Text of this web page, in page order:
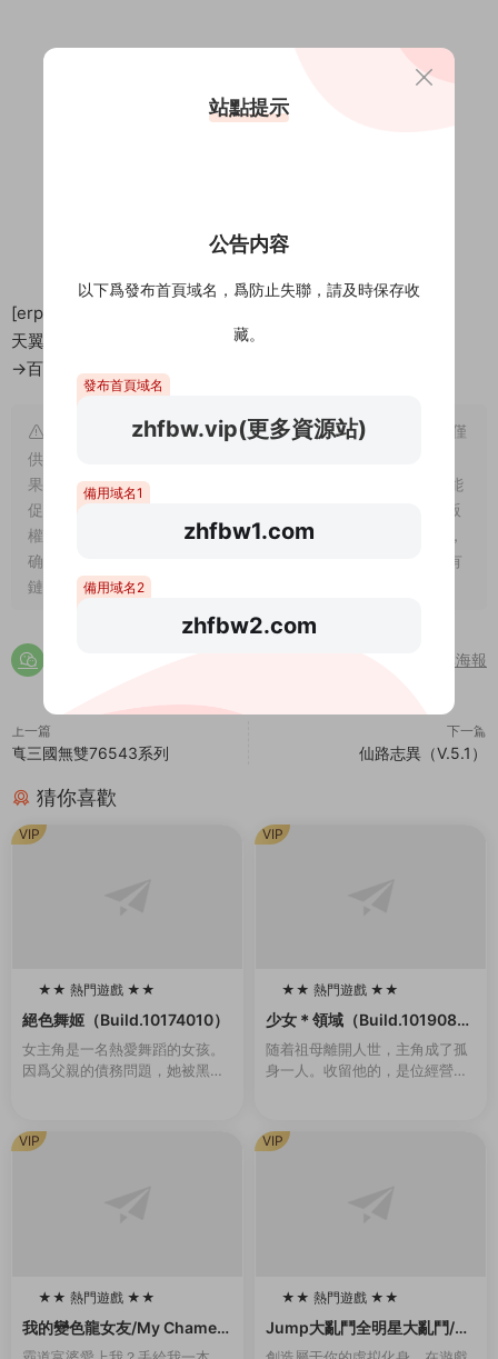
[erphpdown]
天翼：https://cloud.189.cn/t/MjqQneyQNfuu
→百度網盤點擊右側下載按鈕[/erphpdown]
溫馨提示： 1、網站爲純屬個人愛好收集。并不具備版權，僅
供試閱，僅供學習交流,請于下載後24小時内删除，小夥伴們如
果喜歡，且有支付能力，請您一定支持正版。隻有支持正版才能
促進整個行業的良性發展，刺激作者的創作熱情 2、站内所有版
權歸原作者及發行商所有。如有侵犯到您的權益，請聯系我們，
确認之後立即删除。爲此給您帶來的不便，敬請諒解！ 3、如有
鏈接失效請在下方評論區留言，站長看到後第一時間給您補鏈
分享海報
上一篇
真三國無雙76543系列
下一篇
仙路志異（V.5.1）
猜你喜歡
★★ 熱門遊戲 ★★
100
絕色舞姬（Build.10174010）
女主角是一名熱愛舞蹈的女孩。
因爲父親的債務問題，她被黑幫
目會将她用繩索捆綁起來。玩家
需要通過鍵盤幫助她完...
VIP
★★ 熱門遊戲 ★★
100
少女＊領域（Build.1019084
6-1.0.2）
随着祖母離開人世，主角成了孤
身一人。收留他的，是位經營着
生宿舍。但是，與他共同生活的
大小姐們，是一群很...
VIP
★★ 熱門遊戲 ★★
我的變色龍女友/My Chamele
on Girlfriend（Build.102136
VIP
★★ 熱門遊戲 ★★
100
Jump大亂鬥全明星大亂鬥/U
MP FORCE（v3.02終極版）
VIP
站點提示
公告内容
以下爲發布首頁域名，爲防止失聯，請及時保存收
藏。
發布首頁域名
zhfbw.vip(更多資源站)
備用域名1
zhfbw1.com
備用域名2
zhfbw2.com